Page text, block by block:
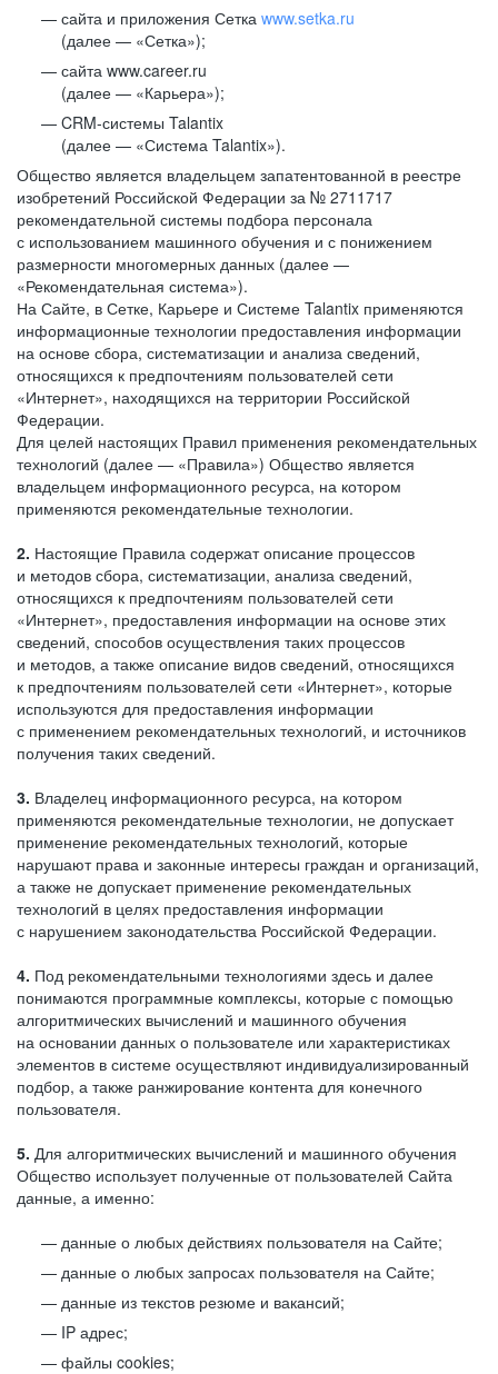
сайта и приложения Сетка www.setka.ru
(далее — «Сетка»);
сайта www.career.ru
(далее — «Карьера»);
CRM-системы Talantix
(далее — «Система Talantix»).
Общество является владельцем запатентованной в реестре
изобретений Российской Федерации за № 2711717
рекомендательной системы подбора персонала
с использованием машинного обучения и с понижением
размерности многомерных данных (далее —
«Рекомендательная система»).
На Сайте, в Сетке, Карьере и Системе Talantix применяются
информационные технологии предоставления информации
на основе сбора, систематизации и анализа сведений,
относящихся к предпочтениям пользователей сети
«Интернет», находящихся на территории Российской
Федерации.
Для целей настоящих Правил применения рекомендательных
технологий (далее — «Правила») Общество является
владельцем информационного ресурса, на котором
применяются рекомендательные технологии.
2. Настоящие Правила содержат описание процессов
и методов сбора, систематизации, анализа сведений,
относящихся к предпочтениям пользователей сети
«Интернет», предоставления информации на основе этих
сведений, способов осуществления таких процессов
и методов, а также описание видов сведений, относящихся
к предпочтениям пользователей сети «Интернет», которые
используются для предоставления информации
с применением рекомендательных технологий, и источников
получения таких сведений.
3. Владелец информационного ресурса, на котором
применяются рекомендательные технологии, не допускает
применение рекомендательных технологий, которые
нарушают права и законные интересы граждан и организаций,
а также не допускает применение рекомендательных
технологий в целях предоставления информации
с нарушением законодательства Российской Федерации.
4. Под рекомендательными технологиями здесь и далее
понимаются программные комплексы, которые с помощью
алгоритмических вычислений и машинного обучения
на основании данных о пользователе или характеристиках
элементов в системе осуществляют индивидуализированный
подбор, а также ранжирование контента для конечного
пользователя.
5. Для алгоритмических вычислений и машинного обучения
Общество использует полученные от пользователей Сайта
данные, а именно:
данные о любых действиях пользователя на Сайте;
данные о любых запросах пользователя на Сайте;
данные из текстов резюме и вакансий;
IP адрес;
файлы cookies;